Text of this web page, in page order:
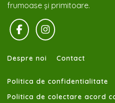
frumoase și primitoare.
Despre noi Contact
Politica de confidentialitate
Politica de colectare acord